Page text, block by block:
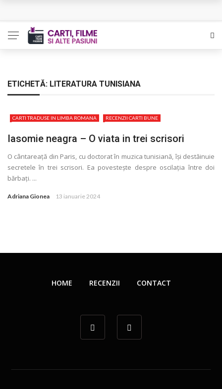
The Man Who Sold Air in the Holy Land – Generatia care
Queer – Un Burroughs sentimental
Luati-ma drept un vis. Povestiri in K. minor – Dor de Kafka
ETICHETĂ: LITERATURA TUNISIANA
CARTI TRADUSE IN LIMBA ROMANA RECENZII CARTI BUNE
Iasomie neagra – O viata in trei scrisori
O cântareaţă din Paris, cu doctorat în muzica tunisiană, își destăinuie
secretele în trei scrisori. Ea povestește despre oscilaţia între doi
bărbaţi. ...
Adriana Gionea 13 ianuarie 2024
HOME RECENZII CONTACT